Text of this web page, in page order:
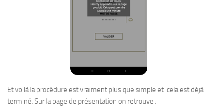
Et voilà la procédure est vraiment plus que simple et cela est déjà
terminé. Sur la page de présentation on retrouve :